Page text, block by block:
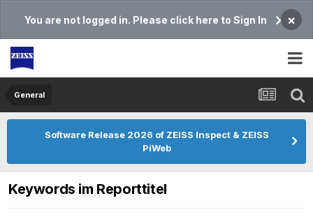
You are not logged in. Please click here to Sign In ×
General
Software Release 2026 of ZEISS Inspect & ZEISS
PiWeb
Keywords im Reporttitel